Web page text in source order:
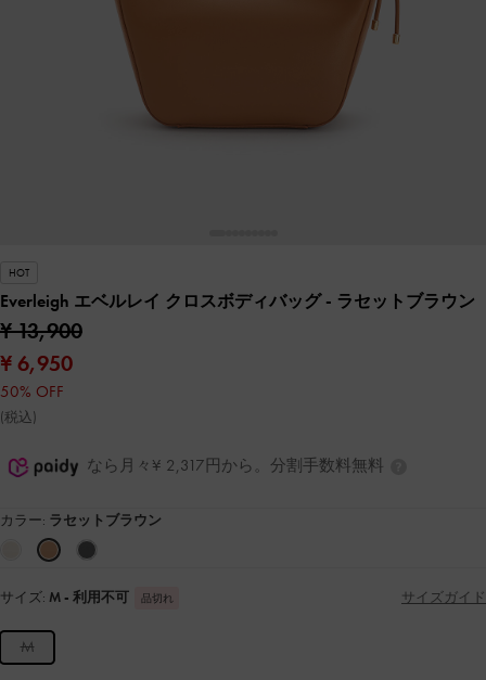
HOT
Everleigh エベルレイ クロスボディバッグ- ラセットブラウン
¥ 13,900
¥ 6,950
50% OFF
(税込)
なら月々¥ 2,317円から。分割手数料無料
カラー: ラセットブラウン
サイズ: M - 利用不可 品切れ サイズガイド
M